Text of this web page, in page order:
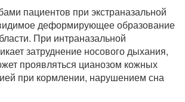
пациентов при экстраназальной
деформирующее образование
При интраназальной
затруднение носового дыхания,
проявляться цианозом кожных
при кормлении, нарушением сна